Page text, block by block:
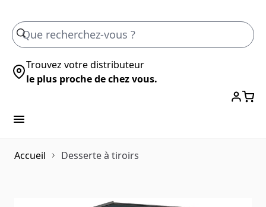
Trouvez votre distributeur
le plus proche de chez vous.
Accueil Desserte à tiroirs